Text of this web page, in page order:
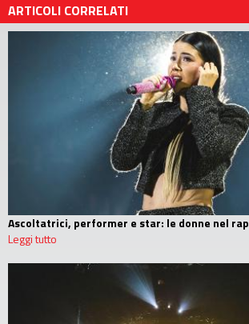
ARTICOLI CORRELATI
Ascoltatrici, performer e star: le donne nel rap
Leggi tutto